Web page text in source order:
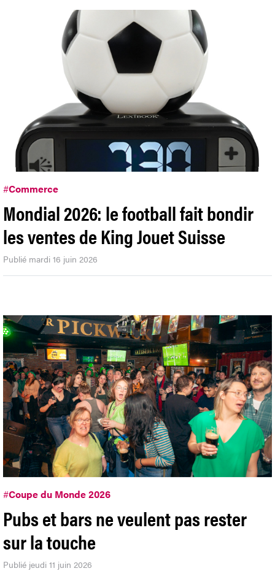
#Commerce
Mondial 2026: le football fait bondir
les ventes de King Jouet Suisse
Publié mardi 16 juin 2026
#Coupe du Monde 2026
Pubs et bars ne veulent pas rester
sur la touche
Publié jeudi 11 juin 2026